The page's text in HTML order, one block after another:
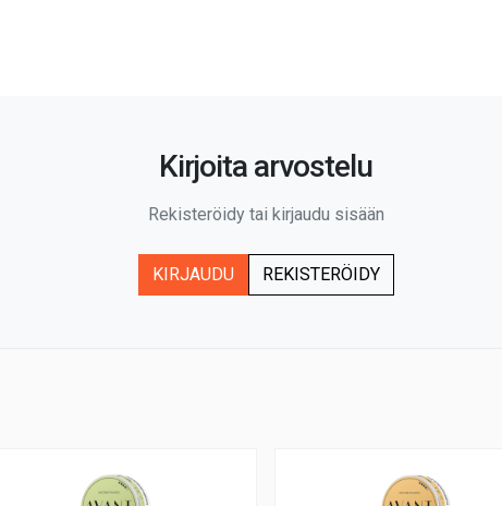
Kirjoita arvostelu
Rekisteröidy tai kirjaudu sisään
KIRJAUDU REKISTERÖIDY